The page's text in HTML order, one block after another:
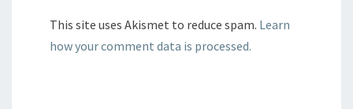
This site uses Akismet to reduce spam. Learn
how your comment data is processed.